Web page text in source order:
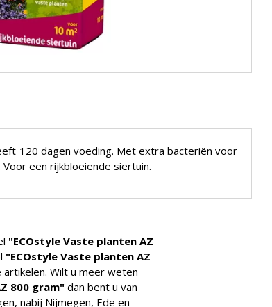
120 dagen voeding. Met extra bacteriën voor
een rijkbloeiende siertuin.
"ECOstyle Vaste planten AZ
"ECOstyle Vaste planten AZ
Wilt u meer weten
800 gram" dan bent u van
nabij Nijmegen, Ede en